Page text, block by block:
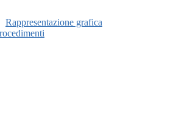
Rappresentazione grafica